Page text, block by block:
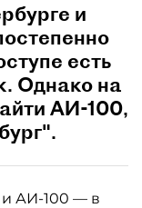
и
есть
Однако на
АИ-100,
АИ-100 — в